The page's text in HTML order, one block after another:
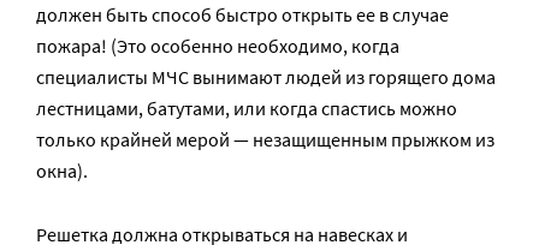
должен быть способ быстро открыть ее в случае
пожара! (Это особенно необходимо, когда
специалисты МЧС вынимают людей из горящего дома
лестницами, батутами, или когда спастись можно
только крайней мерой — незащищенным прыжком из
окна).
Решетка должна открываться на навесках и